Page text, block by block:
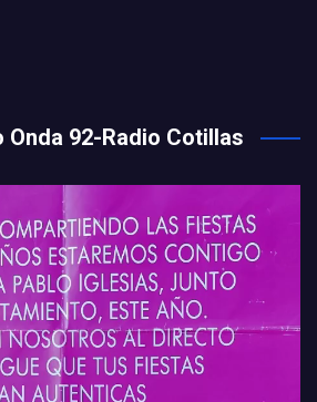
92-Radio Cotillas